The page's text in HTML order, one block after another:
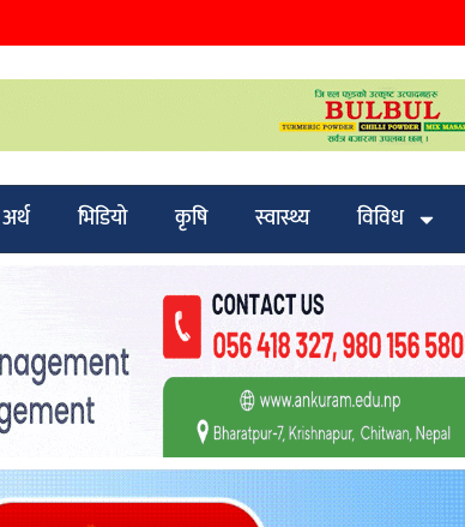
अर्थ भिडियो कृषि स्वास्थ्य विविध